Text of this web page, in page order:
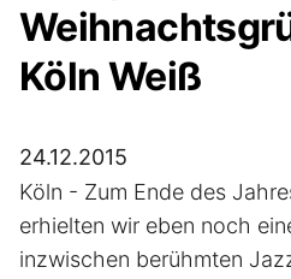
Köln Weiß
24.12.2015
Köln - Zum Ende des
erhielten wir eben noch
inzwischen berühmten